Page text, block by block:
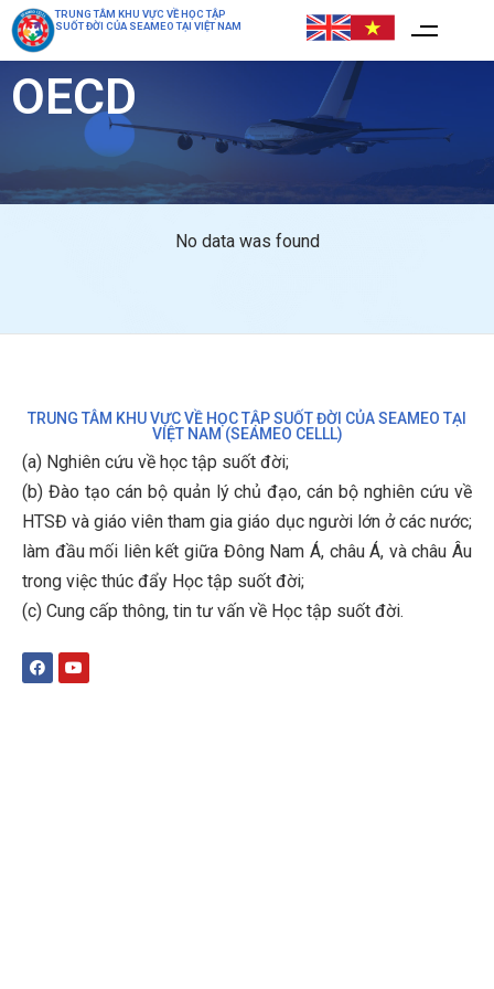
TRUNG TÂM KHU VỰC VỀ HỌC TẬP
SUỐT ĐỜI CỦA SEAMEO TẠI VIỆT NAM
OECD
No data was found
TRUNG TÂM KHU VỰC VỀ HỌC TẬP SUỐT ĐỜI CỦA SEAMEO TẠI
VIỆT NAM (SEAMEO CELLL)
(a) Nghiên cứu về học tập suốt đời;
(b) Đào tạo cán bộ quản lý chủ đạo, cán bộ nghiên cứu về
HTSĐ và giáo viên tham gia giáo dục người lớn ở các nước;
làm đầu mối liên kết giữa Đông Nam Á, châu Á, và châu Âu
trong việc thúc đẩy Học tập suốt đời;
(c) Cung cấp thông, tin tư vấn về Học tập suốt đời.